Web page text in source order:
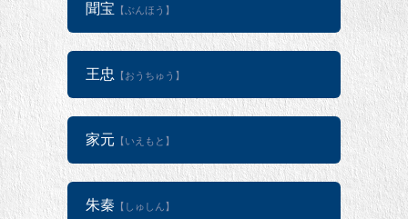
聞宝 【ぶんほう】
王忠 【おうちゅう】
家元 【いえもと】
朱秦 【しゅしん】